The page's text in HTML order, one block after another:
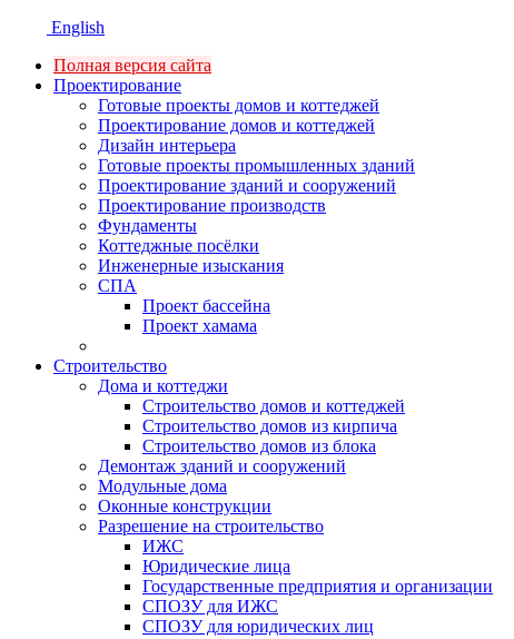
English
Полная версия сайта
Проектирование
Готовые проекты домов и коттеджей
Проектирование домов и коттеджей
Дизайн интерьера
Готовые проекты промышленных зданий
Проектирование зданий и сооружений
Проектирование производств
Фундаменты
Коттеджные посёлки
Инженерные изыскания
СПА
Проект бассейна
Проект хамама
Строительство
Дома и коттеджи
Строительство домов и коттеджей
Строительство домов из кирпича
Строительство домов из блока
Демонтаж зданий и сооружений
Модульные дома
Оконные конструкции
Разрешение на строительство
ИЖС
Юридические лица
Государственные предприятия и организации
СПОЗУ для ИЖС
СПОЗУ для юридических лиц